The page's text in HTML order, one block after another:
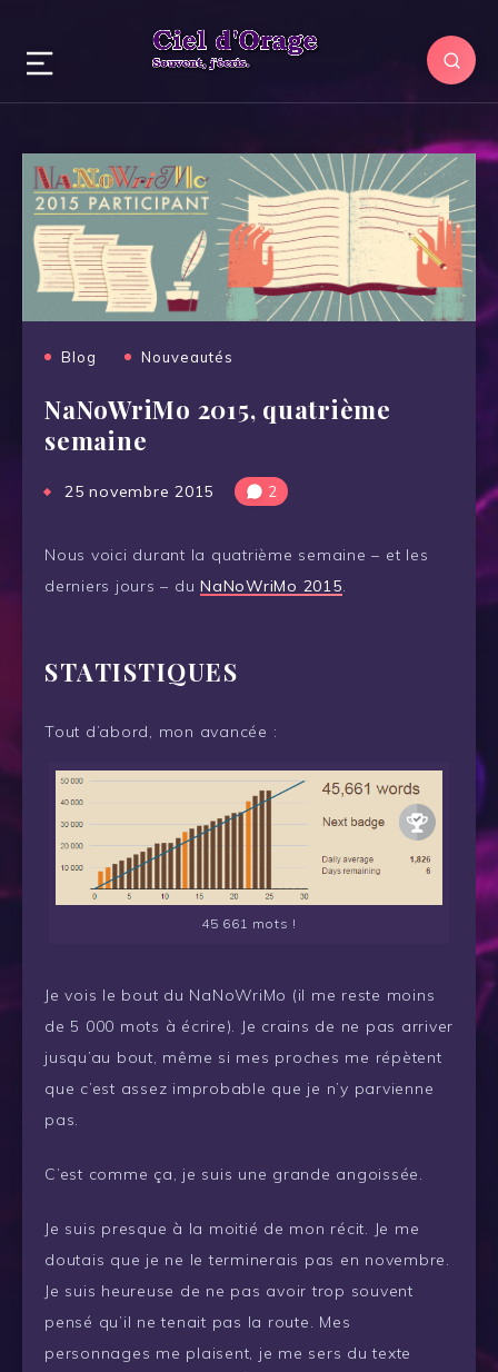
Blog Nouveautés
NaNoWriMo 2015, quatrième
semaine
25 novembre 2015 2
Nous voici durant la quatrième semaine – et les
derniers jours – du NaNoWriMo 2015
STATISTIQUES
Tout d’abord, mon avancée :
45 661 mots !
Je vois le bout du NaNoWriMo (il me reste moins
de 5 000 mots à écrire). Je crains de ne pas arriver
jusqu’au bout, même si mes proches me répètent
que c’est assez improbable que je n’y parvienne
pas.
C’est comme ça, je suis une grande angoissée.
Je suis presque à la moitié de mon récit. Je me
doutais que je ne le terminerais pas en novembre.
Je suis heureuse de ne pas avoir trop souvent
pensé qu’il ne tenait pas la route. Mes
personnages me plaisent, je me sers du texte